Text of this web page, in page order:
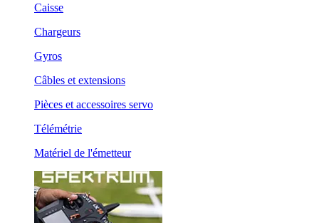
Caisse
Chargeurs
Gyros
Câbles et extensions
Pièces et accessoires servo
Télémétrie
Matériel de l'émetteur